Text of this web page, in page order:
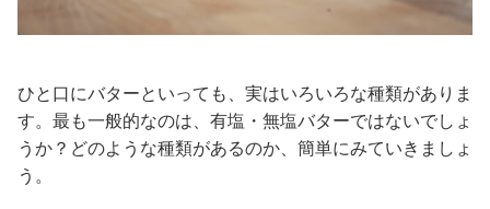
ひと口にバターといっても、実はいろいろな種類がありま
す。最も一般的なのは、有塩・無塩バターではないでしょ
うか？どのような種類があるのか、簡単にみていきましょ
う。